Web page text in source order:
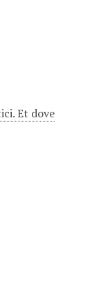
Et dove